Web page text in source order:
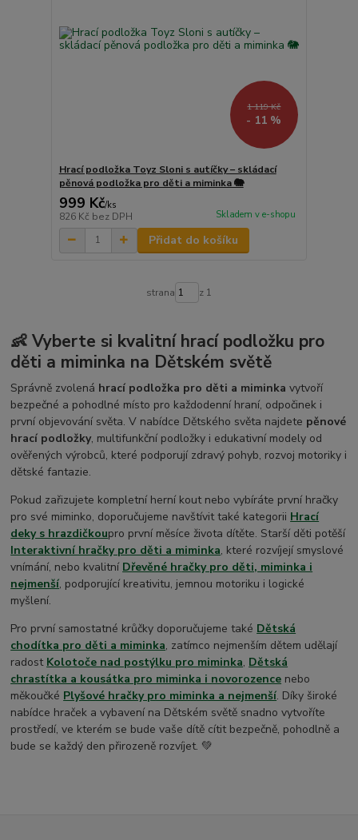
1 119 Kč
- 11 %
Hrací podložka Toyz Sloni s autíčky – skládací
pěnová podložka pro děti a miminka 🐘
999 Kč/ks
826 Kč bez DPH Skladem v e-shopu
Přidat do košíku
strana z 1
👶 Vyberte si kvalitní hrací podložku pro
děti a miminka na Dětském světě
Správně zvolená hrací podložka pro děti a miminka vytvoří
bezpečné a pohodlné místo pro každodenní hraní, odpočinek i
první objevování světa. V nabídce Dětského světa najdete pěnové
hrací podložky, multifunkční podložky i edukativní modely od
ověřených výrobců, které podporují zdravý pohyb, rozvoj motoriky i
dětské fantazie.
Pokud zařizujete kompletní herní kout nebo vybíráte první hračky
pro své miminko, doporučujeme navštívit také kategorii Hrací
deky s hrazdičkoupro první měsíce života dítěte. Starší děti potěší
Interaktivní hračky pro děti a miminka, které rozvíjejí smyslové
vnímání, nebo kvalitní Dřevěné hračky pro děti, miminka i
nejmenší, podporující kreativitu, jemnou motoriku i logické
myšlení.
Pro první samostatné krůčky doporučujeme také Dětská
chodítka pro děti a miminka, zatímco nejmenším dětem udělají
radost Kolotoče nad postýlku pro miminka, Dětská
chrastítka a kousátka pro miminka i novorozence nebo
měkoučké Plyšové hračky pro miminka a nejmenší. Díky široké
nabídce hraček a vybavení na Dětském světě snadno vytvoříte
prostředí, ve kterém se bude vaše dítě cítit bezpečně, pohodlně a
bude se každý den přirozeně rozvíjet. 💚